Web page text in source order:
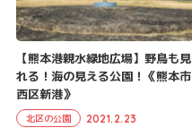
【熊本港親水緑地広場】野鳥も見
れる！海の見える公園！《熊本市
西区新港》
北区の公園 2021.2.23